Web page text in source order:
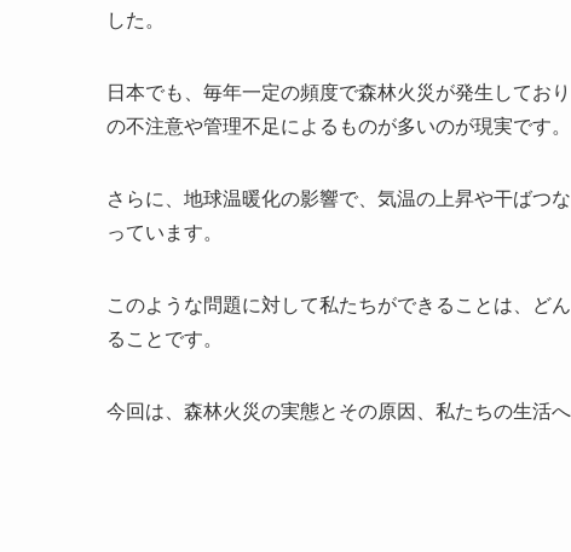
した。
日本でも、毎年一定の頻度で森林火災が発生してお
の不注意や管理不足によるものが多いのが現実です。
さらに、地球温暖化の影響で、気温の上昇や干ばつ
っています。
このような問題に対して私たちができることは、ど
ることです。
今回は、森林火災の実態とその原因、私たちの生活